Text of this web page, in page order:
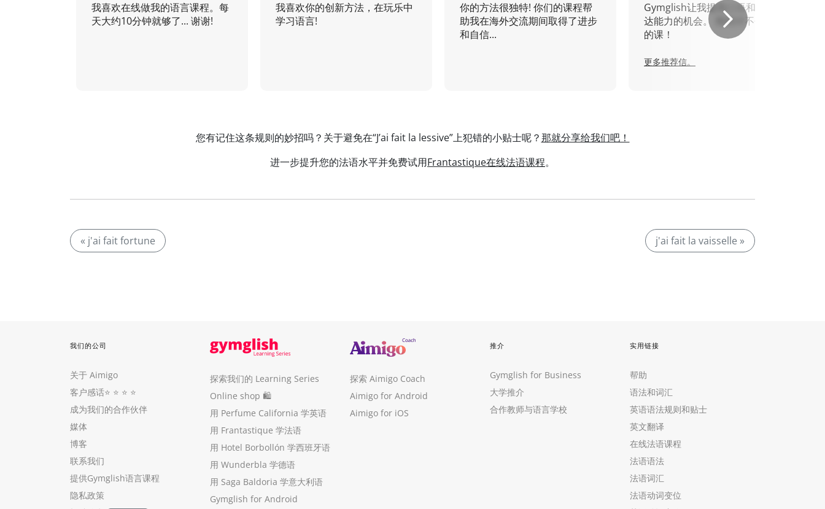
我喜欢在线做我的语言课程。每
天大约10分钟就够了... 谢谢!
我喜欢你的创新方法，在玩乐中
学习语言!
你的方法很独特! 你们的课程帮
助我在海外交流期间取得了进步
和自信...
Gymglish让我提高口语和书面表
达能力的机会。 我绝对不会错过
的课！
更多推荐信。
您有记住这条规则的妙招吗？关于避免在“J’ai fait la lessive”上犯错的小贴士呢？那就分享给我们吧！
进一步提升您的法语水平并免费试用Frantastique在线法语课程。
« j'ai fait fortune j'ai fait la vaisselle »
我们的公司
关于 Aimigo
客户感话⭐️ ⭐️ ⭐️ ⭐️
成为我们的合作伙伴
媒体
博客
联系我们
提供Gymglish语言课程
隐私政策
探索我们的 Learning Series
Online shop 🛍
用 Perfume California 学英语
用 Frantastique 学法语
用 Hotel Borbollón 学西班牙语
用 Wunderbla 学德语
用 Saga Baldoria 学意大利语
Gymglish for Android
探索 Aimigo Coach
Aimigo for Android
Aimigo for iOS
推介
Gymglish for Business
大学推介
合作教师与语言学校
实用链接
帮助
语法和词汇
英语语法规则和贴士
英文翻译
在线法语课程
法语语法
法语词汇
法语动词变位